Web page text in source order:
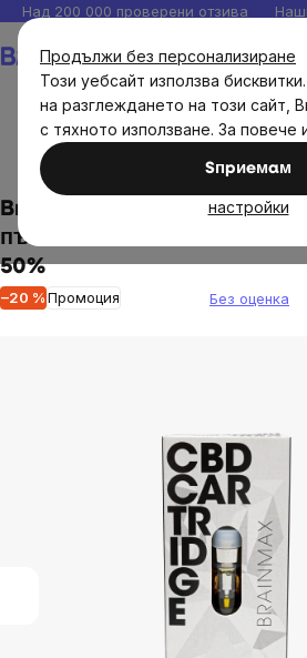
Продължи без персонализиране
Този уебсайт използва
на разглеждането на този сайт,
с тяхното използване. За повече
Sпpиeмaм
настройки
Прескочи
към
съдържанието
Над 200 000 проверени отзива
Brainmax хранителни
BrainMax CéBéDé Cartridge
пълнител за CéBéDé Pen
50%
–20 %Промоция Без оценка